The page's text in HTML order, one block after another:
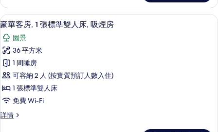
View)
的
相
片
(Premium
Pyramid
View)
情
載
入
所
有
豪
華
客
房,
1
迷你吧、房內夾萬、書桌、熨斗/熨衫
10
豪華客房, 1 張標準雙人床, 吸煙房
園景
36 平方米
1 間睡房
可容納 2 人 (按實質預訂人數入住)
1 張標準雙人床
免費 Wi-Fi
詳情
豪